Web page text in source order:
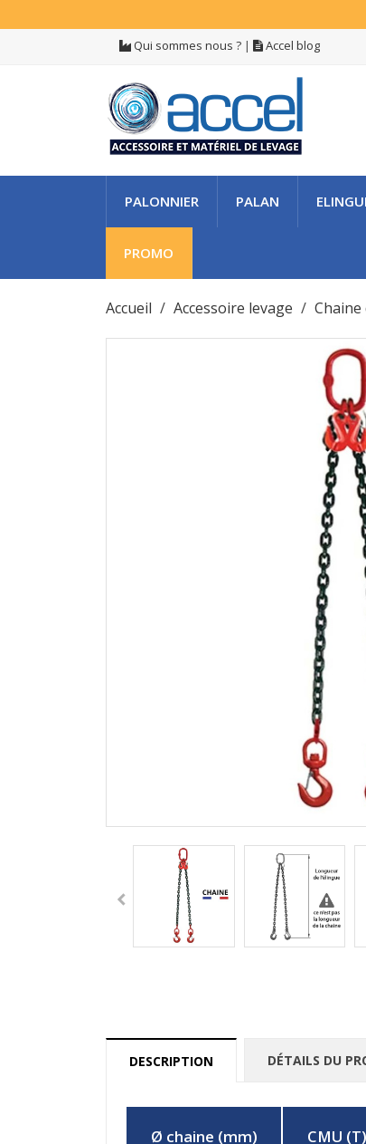
Qui sommes nous ? | Accel blog
PALONNIER PALAN
PROMO
Accueil Accessoire levage
DESCRIPTION DÉTAILS DU
Ø chaine (mm) CMU